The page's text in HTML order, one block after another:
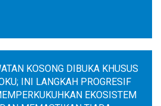
KOSONG DIBUKA KHUSUS
INI LANGKAH PROGRESIF
EKOSISTEM